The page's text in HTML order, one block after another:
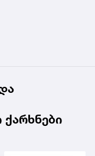
ქარხნები